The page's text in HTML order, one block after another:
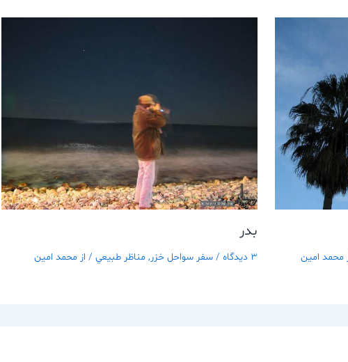
محمد امین
بدر
3 دیدگاه /سفر سواحل خزر, مناظر طبيعي / از محمد امین